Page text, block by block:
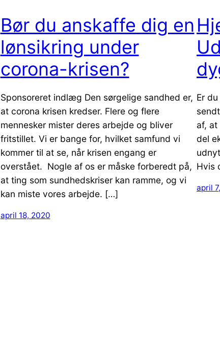
Bør du anskaffe dig en
lønsikring under
corona-krisen?
Sponsoreret indlæg Den sørgelige sandhed er,
at corona krisen kredser. Flere og flere
mennesker mister deres arbejde og bliver
fritstillet. Vi er bange for, hvilket samfund vi
kommer til at se, når krisen engang er
overstået. Nogle af os er måske forberedt på,
at ting som sundhedskriser kan ramme, og vi
kan miste vores arbejde. […]
april 18, 2020
Er
af,
del
Hvis
april